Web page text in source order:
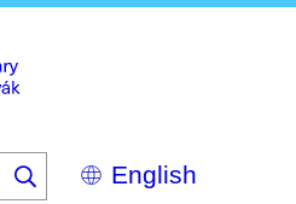
Select
your